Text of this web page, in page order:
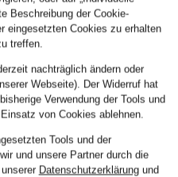
Beschreibung der Cookie-
eingesetzten Cookies zu erhalten
treffen.
nachträglich ändern oder
Webseite). Der Widerruf hat
Verwendung der Tools und
von Cookies ablehnen.
Tools und der
und unsere Partner durch die
Datenschutzerklärungund